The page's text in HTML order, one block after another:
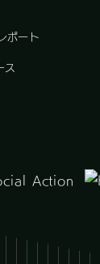
ポート
ス